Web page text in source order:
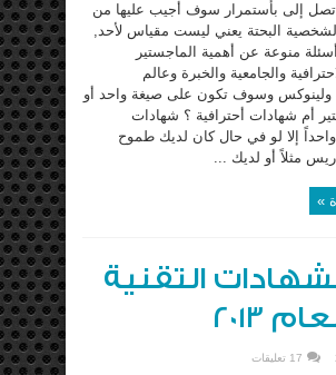
إلى بأستمرار سوف أجيب عليها من
البحتة يعني ليست مقياس لأحد,
منوعة عن أهمية الماجستير
والجامعية والخبرة وعالم
ولينوكس وسوف تكون على صيغة واحد أو
أم شهادات أحترافية ؟ شهادات
واحداً إلا لو في حال كان لديك طموح
مثلاً أو لديك ...
»
التقنية
2013
17 تعليقات